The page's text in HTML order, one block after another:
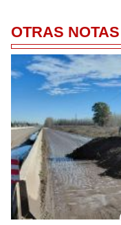
OTRAS NOTAS